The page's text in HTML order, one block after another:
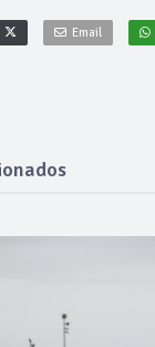
Email